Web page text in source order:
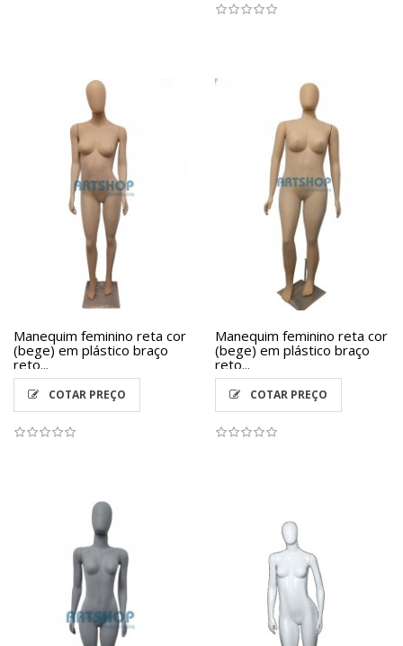
Manequim feminino reta cor
(bege) em plástico braço
reto...
COTAR PREÇO
Manequim feminino reta cor
(bege) em plástico braço
reto...
COTAR PREÇO